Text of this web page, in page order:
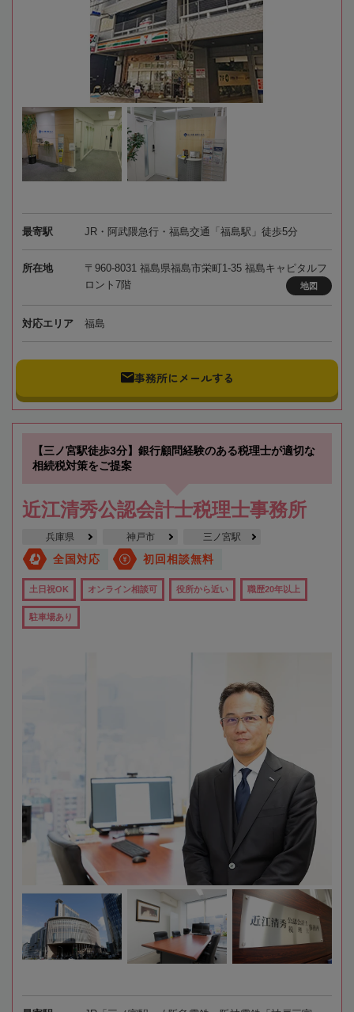
最寄駅 JR・阿武隈急行・福島交通「福島駅」徒歩5分
所在地
〒960-8031 福島県福島市栄町1-35 福島キャピタルフ
ロント7階
地図
対応エリア 福島
事務所にメールする
【三ノ宮駅徒歩3分】銀行顧問経験のある税理士が適切な
相続税対策をご提案
近江清秀公認会計士税理士事務所
兵庫県 神戸市 三ノ宮駅
全国対応 初回相談無料
土日祝OK オンライン相談可 役所から近い 職歴20年以上
駐車場あり